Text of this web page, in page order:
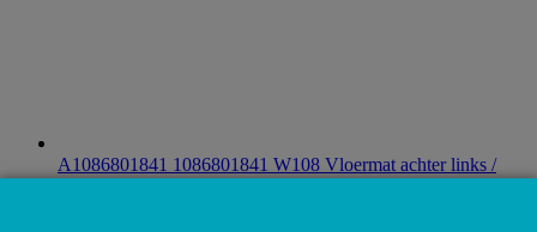
A1086801841 1086801841 W108 Vloermat achter links /